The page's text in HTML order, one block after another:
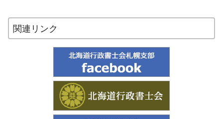
関連リンク